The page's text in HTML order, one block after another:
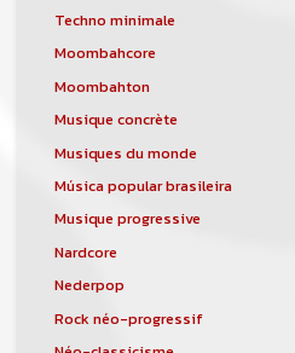
Techno minimale
Moombahcore
Moombahton
Musique concrète
Musiques du monde
Música popular brasileira
Musique progressive
Nardcore
Nederpop
Rock néo-progressif